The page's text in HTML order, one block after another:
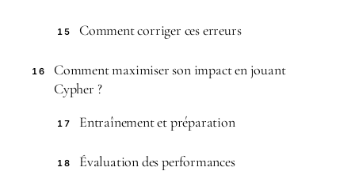
15 Comment corriger ces erreurs
16
Comment maximiser son impact en jouant
Cypher ?
17 Entraînement et préparation
18 Évaluation des performances